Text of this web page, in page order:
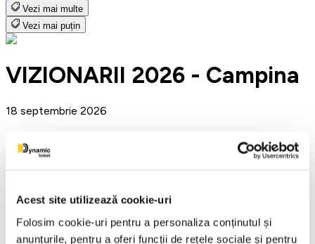
Acest site utilizează cookie-uri
Folosim cookie-uri pentru a personaliza conținutul și
anunțurile, pentru a oferi funcții de rețele sociale și pentru
Vezi mai multe
Vezi mai puțin
VIZIONARII 2026 - Campina
18 septembrie 2026
Casa Tineretului , Campina
SPECTATOUR
Detalii eveniment